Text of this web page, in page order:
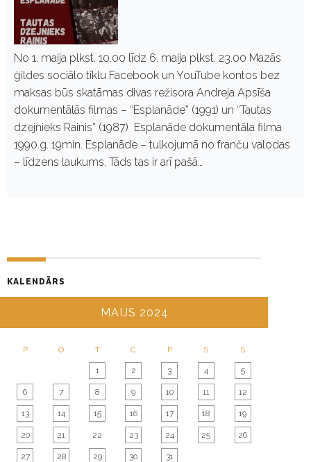
No 1. maija plkst. 10.00 līdz 6. maija plkst. 23.00 Mazās
ģildes sociālo tīklu Facebook un YouTube kontos bez
maksas būs skatāmas divas režisora Andreja Apsīša
dokumentālās filmas – “Esplanāde” (1991) un “Tautas
dzejnieks Rainis” (1987) Esplanāde dokumentāla filma
1990.g. 19min. Esplanāde – tulkojumā no franču valodas
– līdzens laukums. Tāds tas ir arī pašā…
KALENDĀRS
MAIJS 2024
P O T C P S S
1 2 3 4 5
6 7 8 9 10 11 12
13 14 15 16 17 18 19
20 21 22 23 24 25 26
27 28 29 30 31